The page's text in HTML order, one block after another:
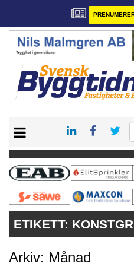
PRENUMERERA
VÅRA ANDRA MAGASIN
ANNONSERA
KONTAKT
ETIKETT:
Arkiv: Månad